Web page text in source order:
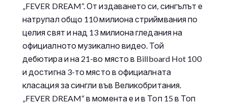
„FEVER DREAM“. От издаването си, сингълът е
натрупал общо 110 милиона стриймвания по
целия свят и над 13 милиона гледания на
официалното музикално видео. Той
дебютира и на 21-во място в Billboard Hot 100
и достигна 3-то място в официалната
класация за сингли във Великобритания.
„FEVER DREAM“ в момента е и в Топ 15 в Топ